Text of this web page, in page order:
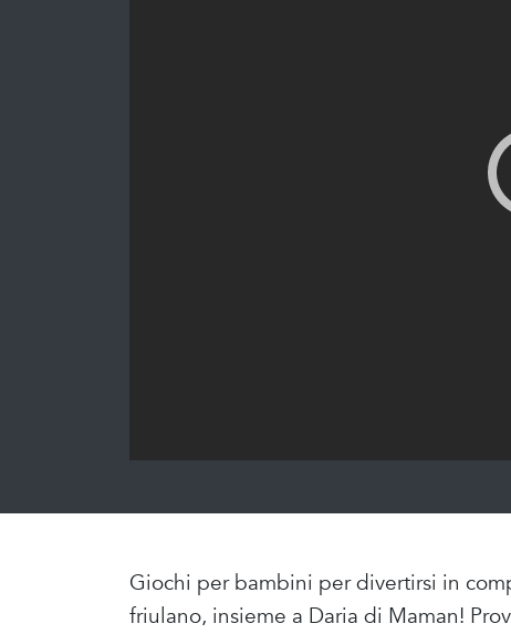
Giochi per bambini per divertirsi in
friulano, insieme a Daria di Maman!